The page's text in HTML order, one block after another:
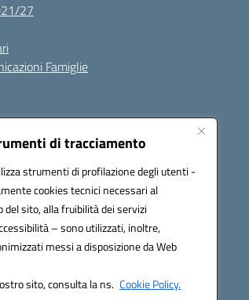
di tracciamento
strumenti di profilazione degli utenti -
cookies tecnici necessari al
sito, alla fruibilità dei servizi
– sono utilizzati, inoltre,
messi a disposizione da Web
sito, consulta la ns. Cookie Policy.
27
Famiglie